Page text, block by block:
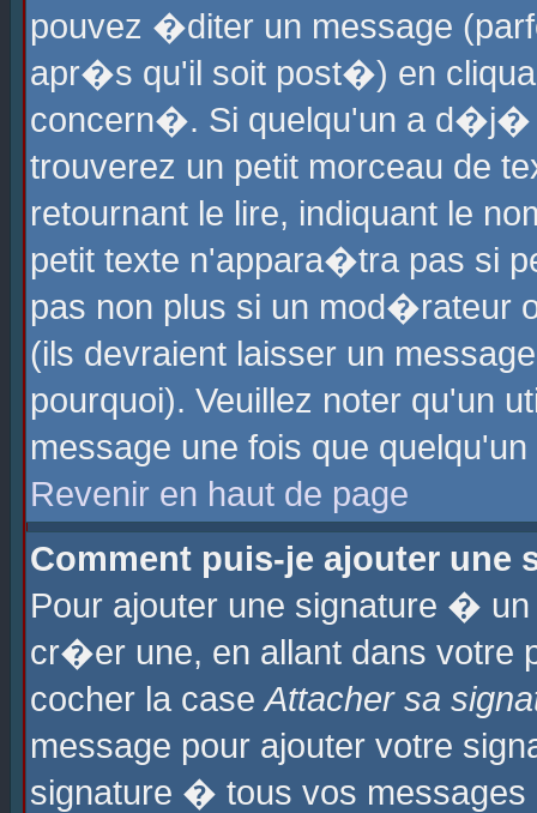
pouvez �diter un message
apr�s qu'il soit post�) en
concern�. Si quelqu'un a
trouverez un petit morceau de
retournant le lire, indiquant le
petit texte n'appara�tra pas si
pas non plus si un mod�rateur
(ils devraient laisser un
pourquoi). Veuillez noter qu'un
message une fois que
Revenir en haut de page
Comment puis-je ajouter une
Pour ajouter une signature �
cr�er une, en allant dans
cocher la caseAttacher sa
message pour ajouter votre
signature � tous vos